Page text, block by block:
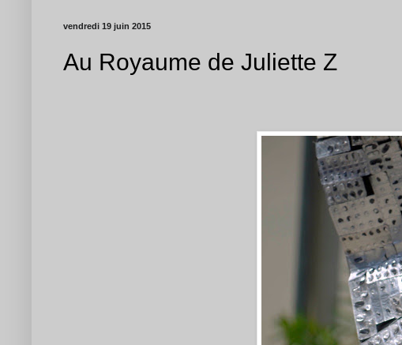
vendredi 19 juin 2015
Au Royaume de Juliette Z